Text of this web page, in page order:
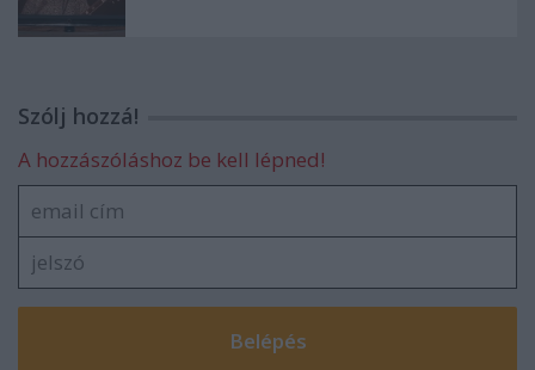
Szólj hozzá!
A hozzászóláshoz be kell lépned!